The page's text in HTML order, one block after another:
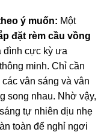
ý muốn: Một
đặt rèm cầu vồng
đình cực kỳ ưa
minh. Chỉ cần
vân sáng và vân
song nhau. Nhờ vậy,
tự nhiên dịu nhẹ
toàn để nghỉ ngơi